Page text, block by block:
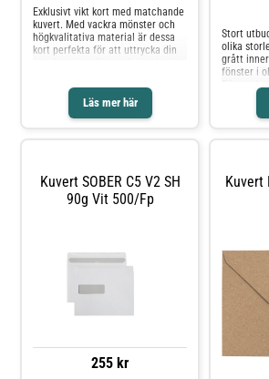
Läs mer här
Exklusivt vikt kort med matchande
kuvert. Med vackra mönster och
högkvalitativa material är dessa
kort perfekta för att uttrycka din
både märkt med Svanen och Fsc.
Stort
olika
grått
fönster i
som är
praktiskt
flera
Kuvert SOBER C5 V2 SH
90g Vit 500/fp
255 kr
Kuvert